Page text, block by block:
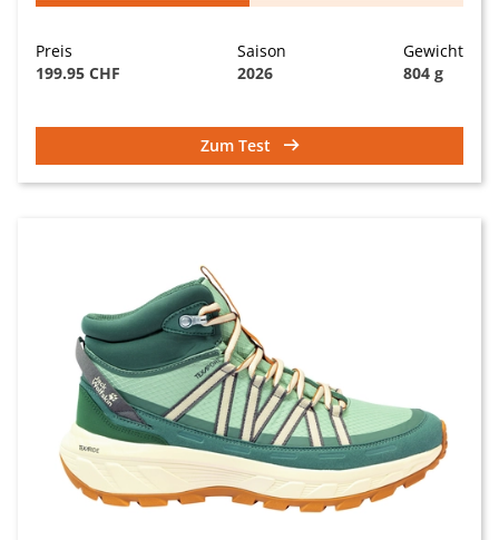
Preis
199.95 CHF
Saison
2026
Gewicht
804 g
Zum Test